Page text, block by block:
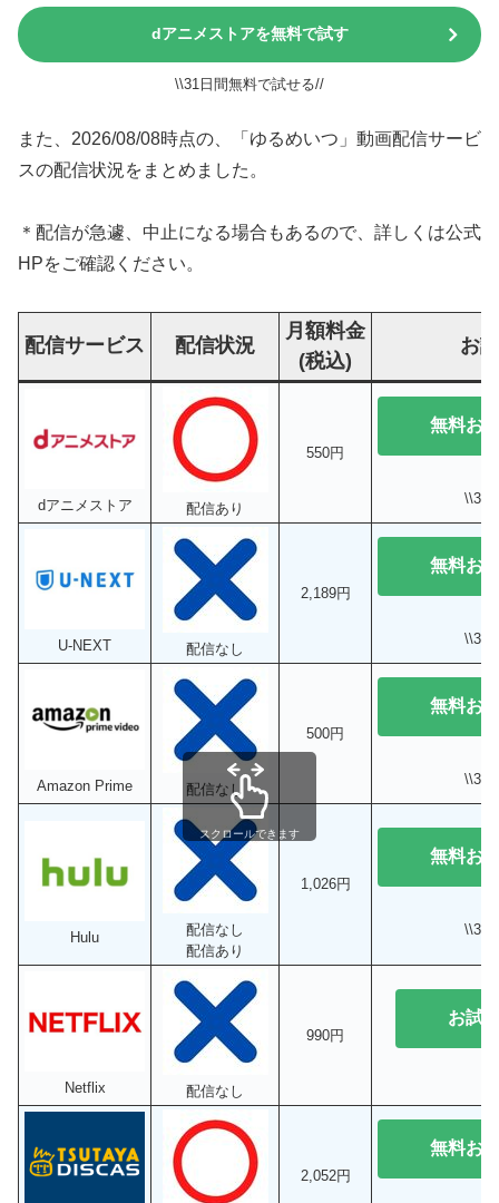
dアニメストアを無料で試す
\\31日間無料で試せる//
また、2026/08/08時点の、「ゆるめいつ」動画配信サービ
スの配信状況をまとめました。
＊配信が急遽、中止になる場合もあるので、詳しくは公式
HPをご確認ください。
配信サービス 配信状況
月額料金
(税込)
お
dアニメストア 配信あり
550円
無料お
\\31
U-NEXT 配信なし
2,189円
無料お
\\31
Amazon Prime 配信なし
500円
無料お
\\30
Hulu
配信なし
配信あり
1,026円
無料お
\\31
Netflix 配信なし
990円
お試
2,052円
無料お
スクロールできます